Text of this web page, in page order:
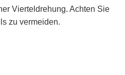
Vierteldrehung. Achten Sie
zu vermeiden.